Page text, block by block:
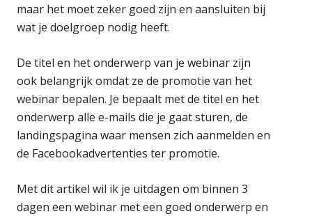
maar het moet zeker goed zijn en aansluiten bij
wat je doelgroep nodig heeft.
De titel en het onderwerp van je webinar zijn
ook belangrijk omdat ze de promotie van het
webinar bepalen. Je bepaalt met de titel en het
onderwerp alle e-mails die je gaat sturen, de
landingspagina waar mensen zich aanmelden en
de Facebookadvertenties ter promotie.
Met dit artikel wil ik je uitdagen om binnen 3
dagen een webinar met een goed onderwerp en